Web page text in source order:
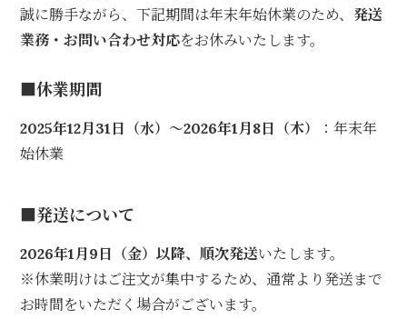
誠に勝手ながら、下記期間は年末年始休業のため、発送
業務・お問い合わせ対応をお休みいたします。
■休業期間
2025年12月31日（水）〜2026年1月8日（木）
：年末年
始休業
■発送について
2026年1月9日（金）以降、順次発送いたします。
※休業明けはご注文が集中するため、通常より発送まで
お時間をいただく場合がございます。